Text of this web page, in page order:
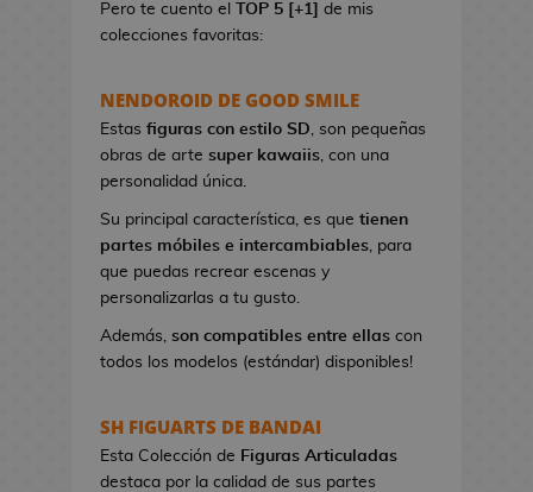
r
e
a
s
d
e
i
d
e
o
j
u
o
s
Pero te cuento el TOP 5 [+1]
de mis
colecciones favoritas:
NENDOROID DE GOOD SMILE
Estas figuras con estilo SD, son pequeñas
obras de arte super kawaiis, con una
personalidad única.
Su principal característica, es que tienen
partes móbiles e intercambiables, para
que puedas recrear escenas y
personalizarlas a tu gusto.
Además, son compatibles entre ellas con
todos los modelos (estándar) disponibles!
SH FIGUARTS DE BANDAI
Esta Colección de Figuras Articuladas
destaca por la calidad de sus partes